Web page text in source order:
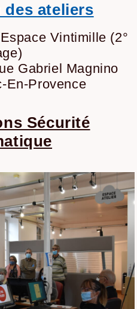
ateliers
Vintimille (2°
Gabriel Magnino
En-Provence
Sécurité